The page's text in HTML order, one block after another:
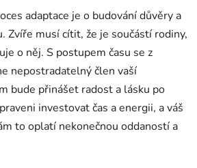
adaptace je o budování důvěry a
Zvíře musí cítit, že je součástí rodiny,
o něj. S postupem času se z
nepostradatelný člen vaší
bude přinášet radost a lásku po
investovat čas a energii, a váš
to oplatí nekonečnou oddaností a